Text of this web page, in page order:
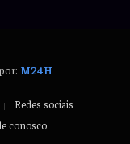
M24H
Redes sociais
conosco